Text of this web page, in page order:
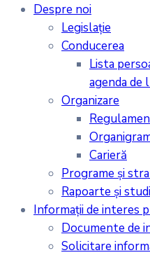
Despre noi
Legislaţie
Conducerea
Lista
agenda de
Organizare
Carieră
Programe și
Rapoarte și
Informații de interes
Documente de
Solicitare